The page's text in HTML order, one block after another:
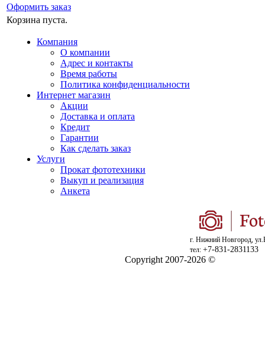
Оформить заказ
Корзина пуста.
Компания
О компании
Адрес и контакты
Время работы
Политика конфиденциальности
Интернет магазин
Акции
Доставка и оплата
Кредит
Гарантии
Как сделать заказ
Услуги
Прокат фототехники
Выкуп и реализация
Анкета
г. Нижний Новгород,
тел: +7-831-2831133
Copyright 2007-2026 ©